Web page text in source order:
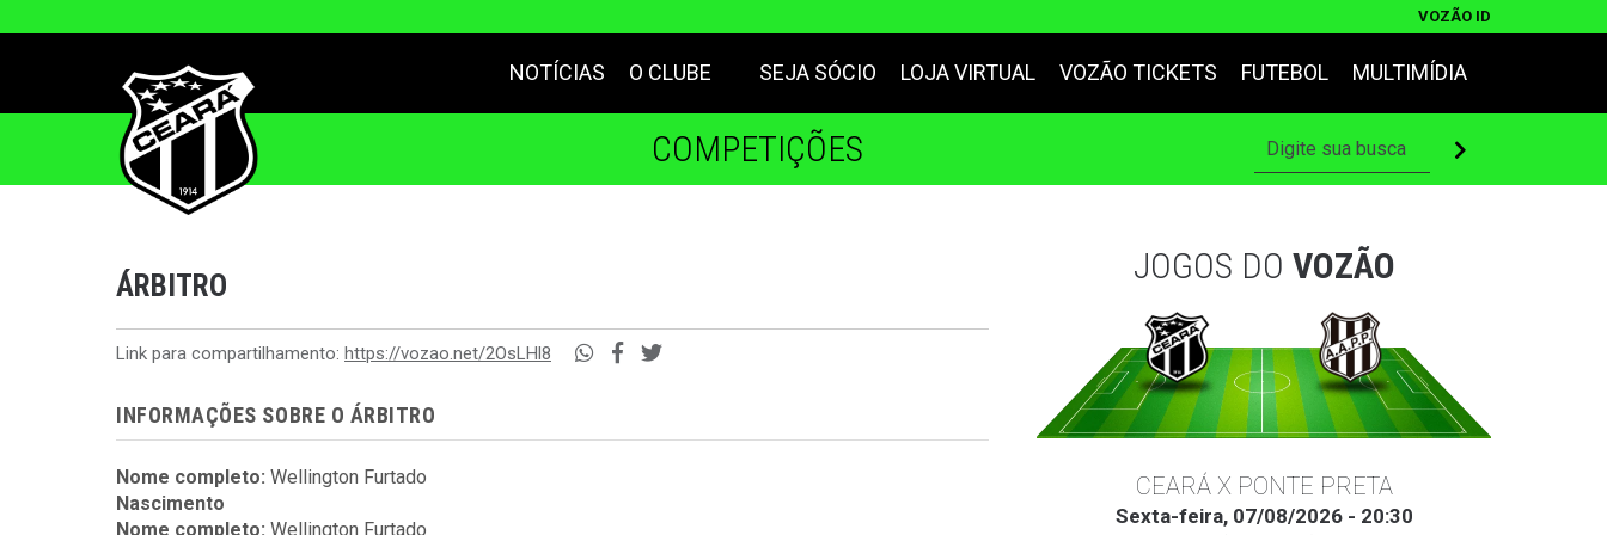
VOZÃO ID
NOTÍCIAS O CLUBE SEJA SÓCIO LOJA VIRTUAL VOZÃO TICKETS FUTEBOL MULTIMÍDIA
COMPETIÇÕES
ÁRBITRO
Link para compartilhamento: https://vozao.net/2OsLHl8
INFORMAÇÕES SOBRE O ÁRBITRO
Nome completo: Wellington Furtado
Nascimento
Nome completo: Wellington Furtado
JOGOS DO VOZÃO
CEARÁ X PONTE PRETA
Sexta-feira, 07/08/2026 - 20:30